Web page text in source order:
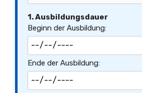
1. Ausbildungsdauer
Beginn der Ausbildung:
Ende der Ausbildung: